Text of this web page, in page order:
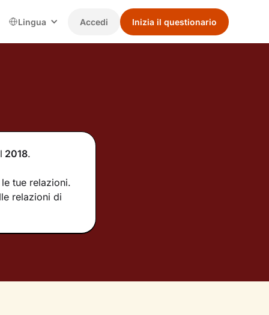
Lingua Accedi Inizia il questionario
2018.
tue relazioni.
relazioni di